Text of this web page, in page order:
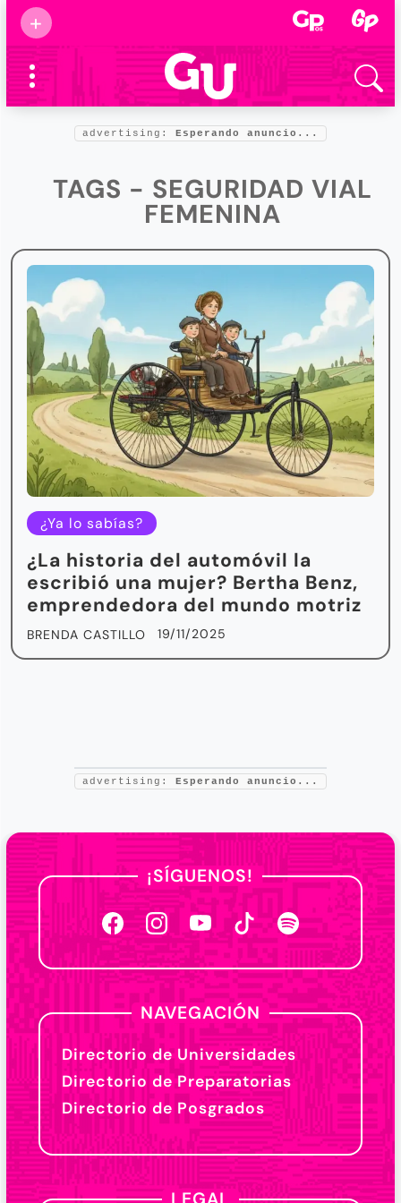
+
Supermamás
2025
Marcas de
confianza
Foro salud
advertising: Esperando anuncio...
TAGS - SEGURIDAD VIAL
FEMENINA
¿Ya lo sabías?
¿La historia del automóvil la
escribió una mujer? Bertha Benz,
emprendedora del mundo motriz
BRENDA CASTILLO 19/11/2025
advertising: Esperando anuncio...
¡SÍGUENOS!
NAVEGACIÓN
Directorio de Universidades
Directorio de Preparatorias
Directorio de Posgrados